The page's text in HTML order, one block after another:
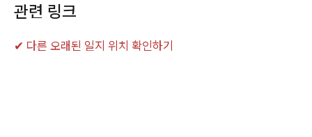
관련 링크
✔ 다른 오래된 일지 위치 확인하기